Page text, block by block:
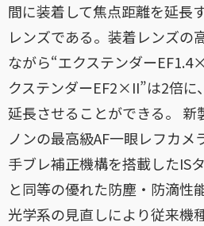
間に装着して焦点距離を延長
レンズである。装着レンズの
ながら“エクステンダー
クステンダーEF2×II”は2倍に
延長させることができる。 新
ノンの最高級AF一眼レフカメ
手ブレ補正機構を搭載したIS
と同等の優れた防塵・防滴性
光学系の見直しにより従来機